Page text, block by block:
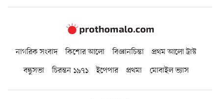
নাগরিক সংবাদ কিশোর আলো বিজ্ঞানচিন্তা
প্রথম আলো ট্রাস্ট
বন্ধুসভা
চিরন্তন ১৯৭১ ইপেপার প্রথমা মোবাইল ভ্যাস